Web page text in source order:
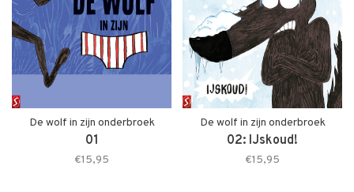
De wolf in zijn onderbroek
01
€15,95
De wolf in zijn onderbroek
02: IJskoud!
€15,95